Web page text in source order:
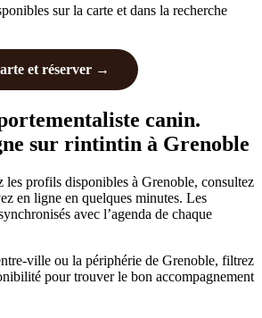
sur la carte et dans la recherche
et réserver →
canin.
sur rintintin à Grenoble
les profils disponibles à Grenoble, consultez
en ligne en quelques minutes. Les
avec l’agenda de chaque
ville ou la périphérie de Grenoble, filtrez
pour trouver le bon accompagnement